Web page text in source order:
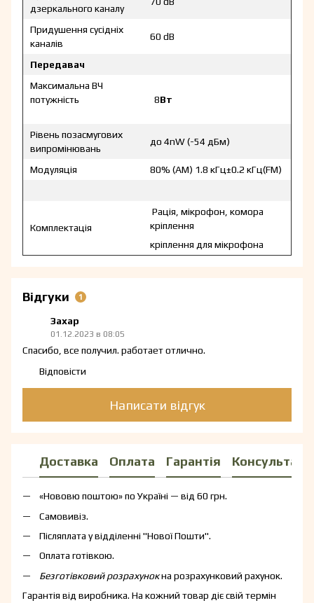
дзеркального каналу
Придушення сусідніх
каналів
60 dB
Передавач
Максимальна ВЧ
потужність
8Вт
Рівень позасмугових
випромінювань
до 4nW (-54 дБм)
Модуляція 80% (АМ) 1.8 кГц±0.2 кГц(FM)
Комплектація
Рація, мікрофон, комора
кріплення
кріплення для мікрофона
Відгуки 1
Захар
01.12.2023 в 08:05
Спасибо, все получил. работает отлично.
Відповісти
Написати відгук
Доставка Оплата Гарантія
«Нововю поштою» по Україні — від 60 грн.
Самовивіз.
Післяплата у відділенні "Нової Пошти".
Оплата готівкою.
Безготівковий розрахунокна розрахунковий рахунок.
Гарантія від виробника. На кожний товар діє свій термін